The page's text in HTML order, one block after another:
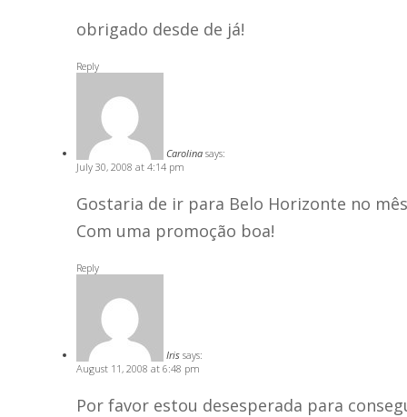
obrigado desde de já!
Reply
Carolina says:
July 30, 2008 at 4:14 pm
Gostaria de ir para Belo Horizonte no
Com uma promoção boa!
Reply
Iris says:
August 11, 2008 at 6:48 pm
Por favor estou desesperada para